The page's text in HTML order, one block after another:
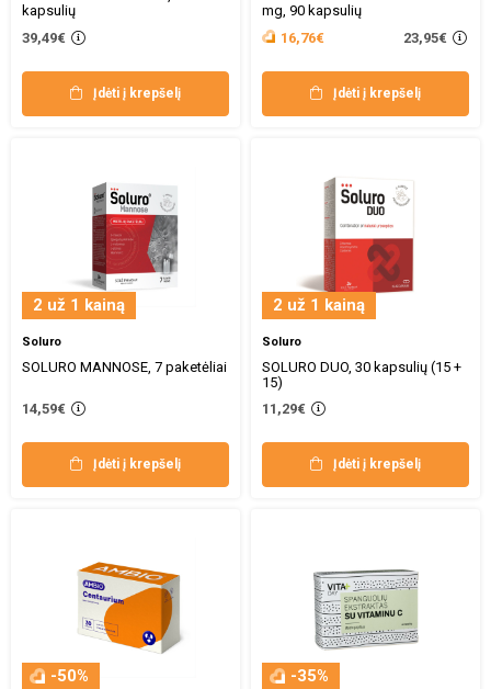
kapsulių
39,49€
Įdėti į krepšelį
mg, 90 kapsulių
16,76€
23,95€
Įdėti į krepšelį
2 už 1 kainą
Soluro
SOLURO MANNOSE, 7 paketėliai
14,59€
Įdėti į krepšelį
2 už 1 kainą
Soluro
SOLURO DUO, 30 kapsulių (15 +
15)
11,29€
Įdėti į krepšelį
-50% -35%